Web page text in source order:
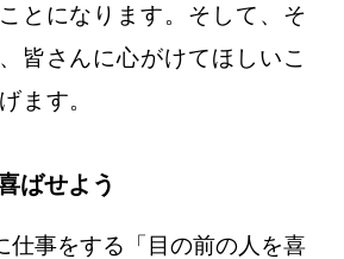
とになります。そして、そ
皆さんに心がけてほしいこ
ます。
ばせよう
仕事をする「目の前の人を喜